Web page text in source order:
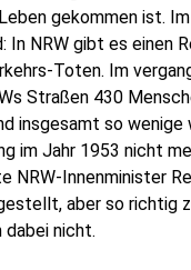
gekommen ist.
In NRW gibt es einen
Toten. Im
Straßen 430
insgesamt so wenige
im Jahr 1953 nicht
NRW-Innenminister
aber so richtig
dabei nicht.